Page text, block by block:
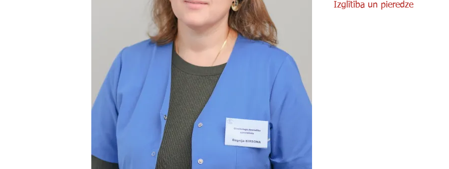
Izglītība un pieredze